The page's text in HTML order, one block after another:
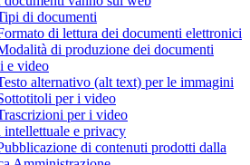
di documenti
di lettura dei documenti elettronici
di produzione dei documenti
e video
alternativo (alt text) per le immagini
per i video
per i video
intellettuale e privacy
di contenuti prodotti dalla